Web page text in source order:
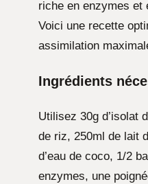
riche en enzymes et
Voici une recette
assimilation
Ingrédients
Utilisez 30g d’isolat
de riz, 250ml de lait
d’eau de coco, 1/2
enzymes, une